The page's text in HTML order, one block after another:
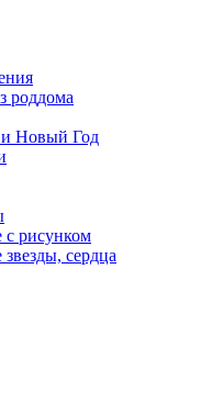
роддома
Новый Год
рисунком
сердца